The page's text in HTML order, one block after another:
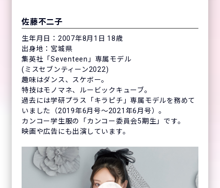
佐藤不二子
生年月日：2007年8月1日 18歳
出身地：宮城県
集英社「Seventeen」専属モデル
(ミスセブンティーン2022)
趣味はダンス、スケボー。
特技はモノマネ、ルービックキューブ。
過去には学研プラス「キラピチ」専属モデルを務めて
いました（2019年6月号〜2021年6月号）。
カンコー学生服の「カンコー委員会5期生」です。
映画や広告にも出演しています。